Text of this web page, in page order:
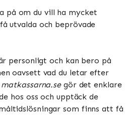
på om du vill ha mycket
utvalda och beprövade
personligt och kan bero på
oavsett vad du letar efter
matkassarna.segör det enklare
hos oss och upptäck de
som finns att få